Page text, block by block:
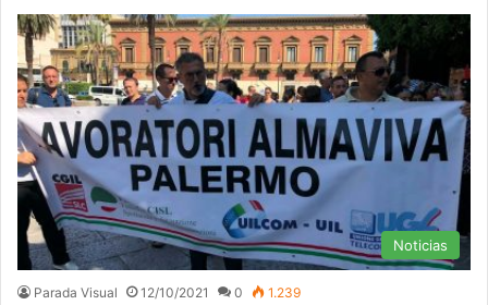
Noticias
Parada Visual 12/10/2021 0 1.239